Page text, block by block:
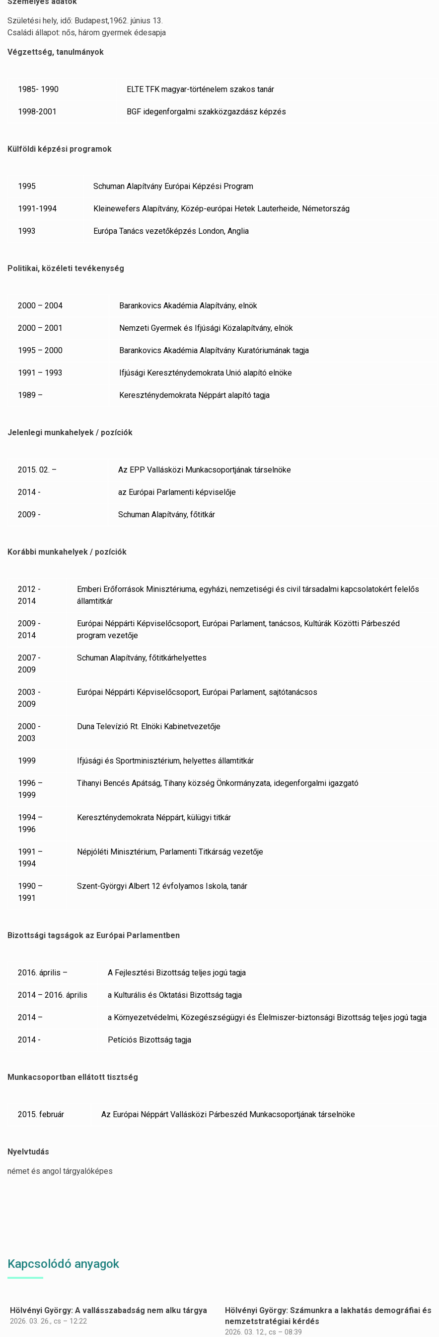
Születési hely, idő: Budapest,1962. június 13.
Családi állapot: nős, három gyermek édesapja
Végzettség, tanulmányok
1985- 1990 ELTE TFK magyar-történelem szakos tanár
1998-2001 BGF idegenforgalmi szakközgazdász képzés
Külföldi képzési programok
1995 Schuman Alapítvány Európai Képzési Program
1991-1994 Kleinewefers Alapítvány, Közép-európai Hetek Lauterheide, Németország
1993 Európa Tanács vezetőképzés London, Anglia
Politikai, közéleti tevékenység
2000 – 2004 Barankovics Akadémia Alapítvány, elnök
2000 – 2001 Nemzeti Gyermek és Ifjúsági Közalapítvány, elnök
1995 – 2000 Barankovics Akadémia Alapítvány Kuratóriumának tagja
1991 – 1993 Ifjúsági Kereszténydemokrata Unió alapító elnöke
1989 – Kereszténydemokrata Néppárt alapító tagja
Jelenlegi munkahelyek / pozíciók
2015. 02. – Az EPP Vallásközi Munkacsoportjának társelnöke
2014 - az Európai Parlamenti képviselője
2009 - Schuman Alapítvány, főtitkár
Korábbi munkahelyek / pozíciók
2012 -
2014
Emberi Erőforrások Minisztériuma, egyházi, nemzetiségi és civil társadalmi kapcsolatokért felelős
államtitkár
2009 -
2014
Európai Néppárti Képviselőcsoport, Európai Parlament, tanácsos, Kultúrák Közötti Párbeszéd
program vezetője
2007 -
2009
Schuman Alapítvány, főtitkárhelyettes
2003 -
2009
Európai Néppárti Képviselőcsoport, Európai Parlament, sajtótanácsos
2000 -
2003
Duna Televízió Rt. Elnöki Kabinetvezetője
1999 Ifjúsági és Sportminisztérium, helyettes államtitkár
1996 –
1999
Tihanyi Bencés Apátság, Tihany község Önkormányzata, idegenforgalmi igazgató
1994 –
1996
Kereszténydemokrata Néppárt, külügyi titkár
1991 –
1994
Népjóléti Minisztérium, Parlamenti Titkárság vezetője
1990 –
1991
Szent-Györgyi Albert 12 évfolyamos Iskola, tanár
Bizottsági tagságok az Európai Parlamentben
2016. április – A Fejlesztési Bizottság teljes jogú tagja
2014 – 2016. április a Kulturális és Oktatási Bizottság tagja
2014 – a Környezetvédelmi, Közegészségügyi és Élelmiszer-biztonsági Bizottság teljes jogú tagja
2014 - Petíciós Bizottság tagja
Munkacsoportban ellátott tisztség
2015. február Az Európai Néppárt Vallásközi Párbeszéd Munkacsoportjának társelnöke
Nyelvtudás
német és angol tárgyalóképes
Kapcsolódó anyagok
Hölvényi György: A vallásszabadság nem alku tárgya
2026. 03. 26., cs – 12:22
Hölvényi György: Számunkra a lakhatás demográfiai és
nemzetstratégiai kérdés
2026. 03. 12., cs – 08:39
Oldalszámozás